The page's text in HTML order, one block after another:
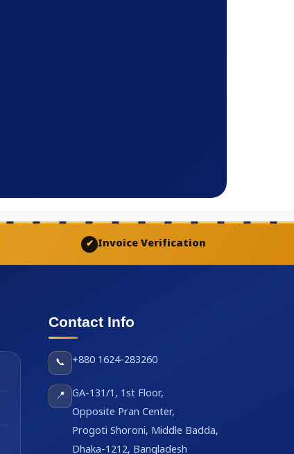
✔ Invoice Verification
Contact Info
📞 +880 1624-283260
📍 GA-131/1, 1st Floor,
Opposite Pran Center,
Progoti Shoroni, Middle Badda,
Dhaka-1212, Bangladesh